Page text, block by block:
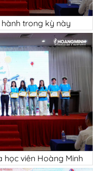
hành trong kỳ này
học viên Hoàng Minh